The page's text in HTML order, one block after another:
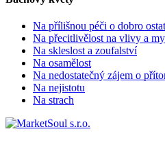
Na přílišnou péči o dobro
Na přecitlivělost na vlivy a
Na skleslost a zoufalství
Na osamělost
Na nedostatečný zájem o
Na nejistotu
Na strach